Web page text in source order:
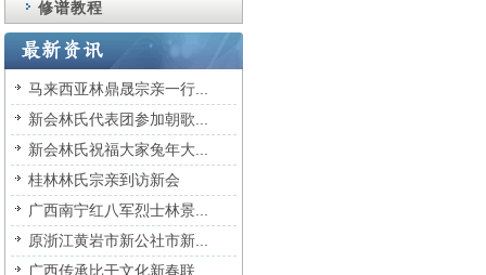
修谱教程
马来西亚林鼎晟宗亲一行...
新会林氏代表团参加朝歌...
新会林氏祝福大家兔年大...
桂林林氏宗亲到访新会
广西南宁红八军烈士林景...
原浙江黄岩市新公社市新...
广西传承比干文化新春联...